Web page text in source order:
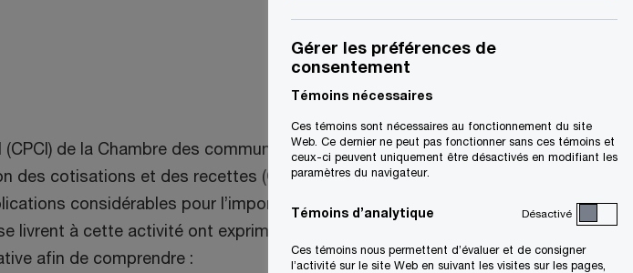
de la Chambre des communes du Canada a annoncé qu’il se
des cotisations et des recettes (GCRA) de l’Agence des services
considérables pour l’importation de marchandises au
livrent à cette activité ont exprimé des craintes au sujet de la GCRA.
afin de comprendre :
Gérer les préférences de
consentement
Témoins nécessaires
Ces témoins sont nécessaires au fonctionnement du site
Web. Ce dernier ne peut pas fonctionner sans ces témoins et
ceux-ci peuvent uniquement être désactivés en modifiant les
paramètres du navigateur.
Témoins d’analytique Désactivé
Ces témoins nous permettent d’évaluer et de consigner
l’activité sur le site Web en suivant les visites sur les pages,